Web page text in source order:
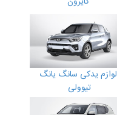
لوازم یدکی سانگ یانگ
تیوولی